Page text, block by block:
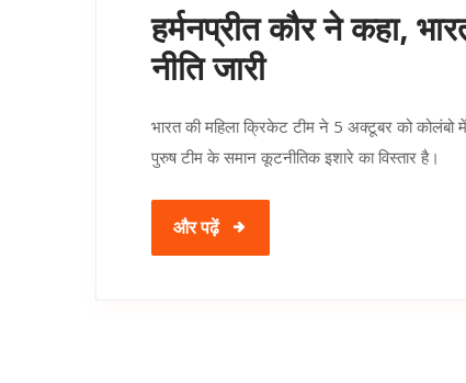
हर्मनप्रीत कौर ने कहा,
नीति जारी
भारत की महिला क्रिकेट टीम ने 5 अक्टूबर को कोलंबो
पुरुष टीम के समान कूटनीतिक इशारे का विस्तार है।
और पढ़ें